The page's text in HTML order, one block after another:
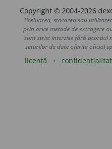
Copyright © 2004-2026
Preluarea, stocarea sau
prin orice metode de extragere
sunt strict interzise fără acordul
seturilor de date oferite oficial
licență